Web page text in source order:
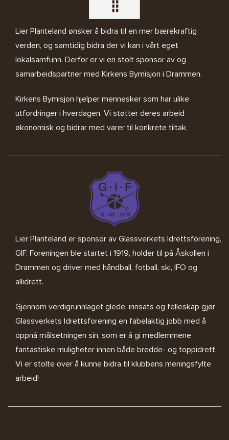
Lier Planteland ønsker å bidra til en mer bærekraftig
verden, og samtidig bidra der vi kan i vårt eget
lokalsamfunn. Derfor er vi en stolt sponsor av og
samarbeidspartner med Kirkens Bymisjon i Drammen.
Kirkens Bymisjon hjelper mennesker som har ulike
utfordringer i hverdagen. Vi støtter deres arbeid
økonomisk og bidrar med varer til konkrete tiltak.
Lier Planteland er sponsor av Glassverkets Idrettsforening,
GIF. Foreningen ble startet i 1919, holder til på Åskollen i
Drammen og driver med håndball, fotball, ski, IFO og
allidrett.
Gjennom verdigrunnlaget glede, innsats og felleskap gjør
Glassverkets Idrettsforening en fabelaktig jobb med å
oppnå målsetningen sin, som er å gi medlemmene
fantastiske muligheter innen både bredde- og toppidrett.
Vi er stolte over å kunne bidra til klubbens meningsfylte
arbeid!